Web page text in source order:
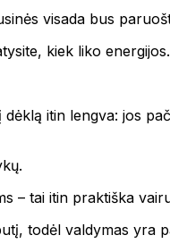
visada bus
kiek liko energijos.
itin lengva: jos
– tai itin praktiška
todėl valdymas yra